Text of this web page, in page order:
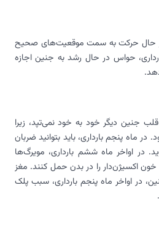
حرکت به سمت موقعیت‌های صحیح
حواس در حال رشد به جنین اجازه
قلب جنین دیگر خود به خود نمی‌تپد، زیرا
ماه پنجم بارداری، باید بتوانید ضربان
در اواخر ماه ششم بارداری، مویرگ‌ها
اکسیژن‌دار را در بدن حمل کنند. مغز
در اواخر ماه پنجم بارداری، سبب پلک